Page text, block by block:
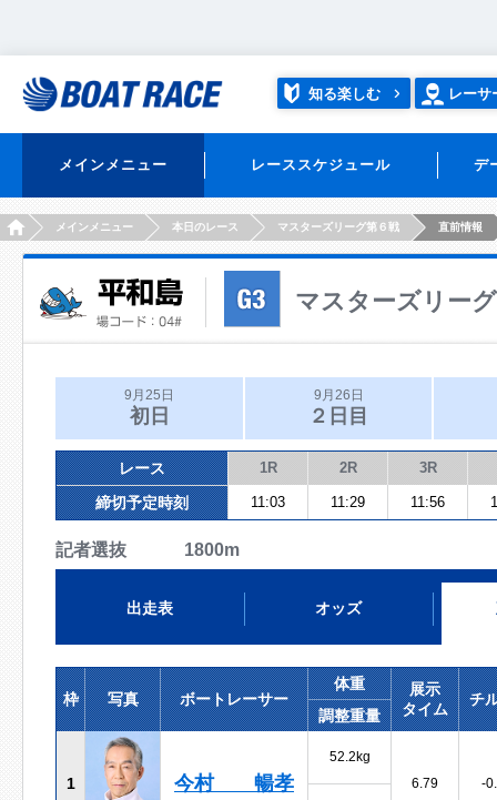
知る楽しむ レーサ
メインメニュー レーススケジュール デ
HOMEメインメニュー 本日のレース マスターズリーグ第６戦 直前情報
マスターズリー
9月25日
初日
9月26日
２日目
レース 1R 2R 3R
締切予定時刻 11:03 11:29 11:56
記者選抜 1800m
出走表 オッズ
枠 写真 ボートレーサー
体重
展示
タイム
チ
調整重量
1 今村 暢孝
52.2kg
6.79
-